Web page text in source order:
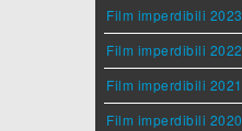
Film imperdibili 2023
Film imperdibili 2022
Film imperdibili 2021
Film imperdibili 2020